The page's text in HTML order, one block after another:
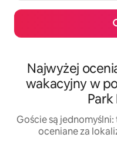
Najwyżej
wakacyjny w
Goście są
oceniane za